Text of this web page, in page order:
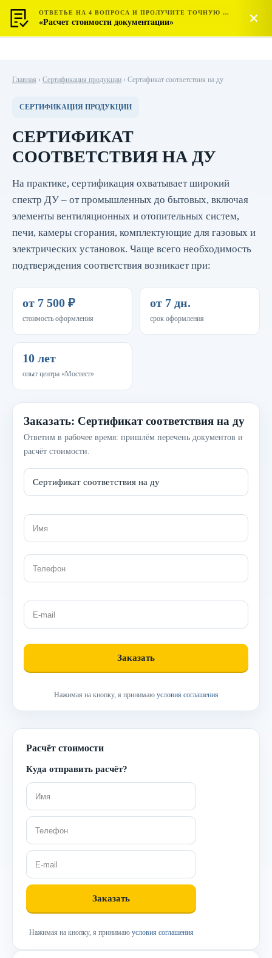
МОСТЕСТ
ЦЕНТР СЕРТИФИКАЦИИ
Главная › Сертификация продукции › Сертификат соответствия на ду
СЕРТИФИКАЦИЯ ПРОДУКЦИИ
СЕРТИФИКАТ
СООТВЕТСТВИЯ НА ДУ
На практике, сертификация охватывает широкий
спектр ДУ – от промышленных до бытовых, включая
элементы вентиляционных и отопительных систем,
печи, камеры сгорания, комплектующие для газовых и
электрических установок. Чаще всего необходимость
подтверждения соответствия возникает при:
от 7 500 ₽
стоимость оформления
от 7 дн.
срок оформления
10 лет
опыт центра «Мостест»
Заказать: Сертификат соответствия на ду
Ответим в рабочее время: пришлём перечень документов и
расчёт стоимости.
Нажимая на кнопку, я принимаю условия соглашения
Расчёт стоимости
Куда отправить расчёт?
Нажимая на кнопку, я принимаю условия соглашения
ОТВЕТЬЕ НА 4 ВОПРОСА И ПРОЛУЧИТЕ ТОЧНУЮ СТОИМОСТЬ
«Расчет стоимости документации»